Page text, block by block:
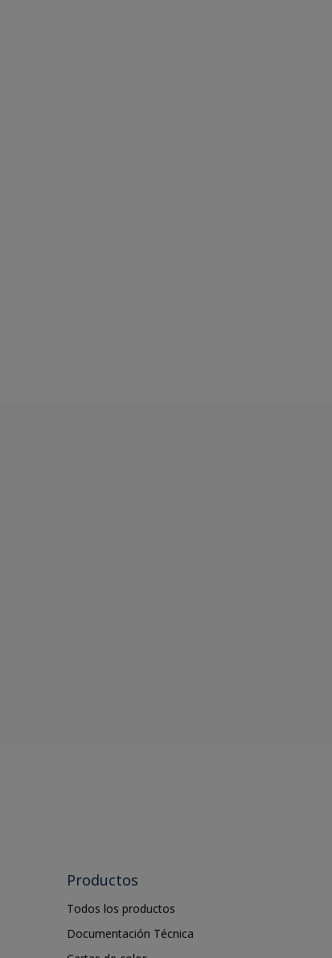
Productos
Todos los productos
Documentación Técnica